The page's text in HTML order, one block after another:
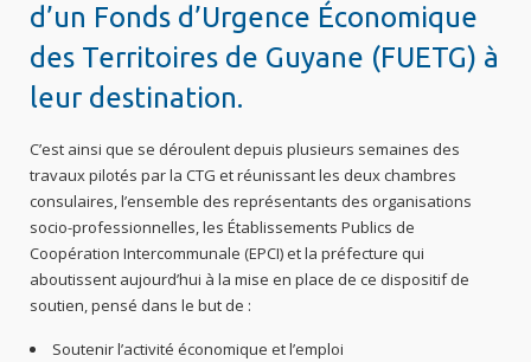
d’un Fonds d’Urgence Économique
des Territoires de Guyane (FUETG) à
leur destination.
C’est ainsi que se déroulent depuis plusieurs semaines des
travaux pilotés par la CTG et réunissant les deux chambres
consulaires, l’ensemble des représentants des organisations
socio-professionnelles, les Établissements Publics de
Coopération Intercommunale (EPCI) et la préfecture qui
aboutissent aujourd’hui à la mise en place de ce dispositif de
soutien, pensé dans le but de :
Soutenir l’activité économique et l’emploi